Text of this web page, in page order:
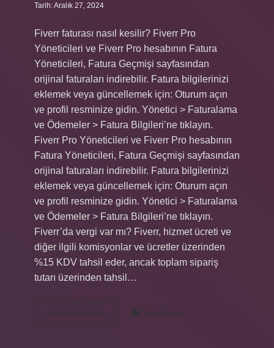
Tarih: Aralık 27, 2024
Fiverr faturası nasıl kesilir? Fiverr Pro
Yöneticileri ve Fiverr Pro hesabının Fatura
Yöneticileri, Fatura Geçmişi sayfasından
orijinal faturaları indirebilir. Fatura bilgilerinizi
eklemek veya güncellemek için: Oturum açın
ve profil resminize gidin. Yönetici > Faturalama
ve Ödemeler > Fatura Bilgileri’ne tıklayın.
Fiverr Pro Yöneticileri ve Fiverr Pro hesabının
Fatura Yöneticileri, Fatura Geçmişi sayfasından
orijinal faturaları indirebilir. Fatura bilgilerinizi
eklemek veya güncellemek için: Oturum açın
ve profil resminize gidin. Yönetici > Faturalama
ve Ödemeler > Fatura Bilgileri’ne tıklayın.
Fiverr’da vergi var mı? Fiverr, hizmet ücreti ve
diğer ilgili komisyonlar ve ücretler üzerinden
%15 KDV tahsil eder, ancak toplam sipariş
tutarı üzerinden tahsil…
Devamını okuyun
Fatura
Yorum Bırak